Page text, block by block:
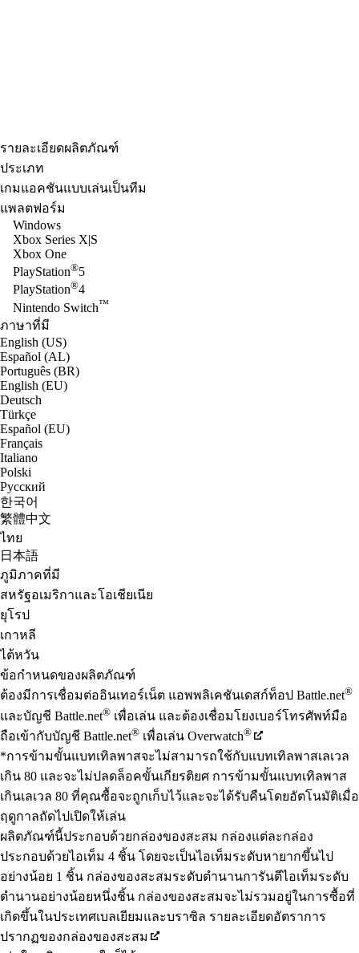
รายละเอียดผลิตภัณฑ์
ประเภท
เกมแอคชันแบบเล่นเป็นทีม
แพลตฟอร์ม
Windows
Xbox Series X|S
Xbox One
PlayStation®5
PlayStation®4
Nintendo Switch™
ภาษาที่มี
English (US)
Español (AL)
Português (BR)
English (EU)
Deutsch
Türkçe
Español (EU)
Français
Italiano
Polski
Русский
한국어
繁體中文
ไทย
日本語
ภูมิภาคที่มี
สหรัฐอเมริกาและโอเชียเนีย
ยุโรป
เกาหลี
ไต้หวัน
ข้อกำหนดของผลิตภัณฑ์
ต้องมีการเชื่อมต่ออินเทอร์เน็ต แอพพลิเคชันเดสก์ท็อป Battle.net®
และบัญชี Battle.net® เพื่อเล่น และต้องเชื่อมโยงเบอร์โทรศัพท์มือ
ถือเข้ากับบัญชี Battle.net® เพื่อเล่น Overwatch®
*การข้ามขั้นแบทเทิลพาสจะไม่สามารถใช้กับแบทเทิลพาสเลเวล
เกิน 80 และจะไม่ปลดล็อคขั้นเกียรติยศ การข้ามขั้นแบทเทิลพาส
เกินเลเวล 80 ที่คุณซื้อจะถูกเก็บไว้และจะได้รับคืนโดยอัตโนมัติเมื่อ
ฤดูกาลถัดไปเปิดให้เล่น
ผลิตภัณฑ์นี้ประกอบด้วยกล่องของสะสม กล่องแต่ละกล่อง
ประกอบด้วยไอเท็ม 4 ชิ้น โดยจะเป็นไอเท็มระดับหายากขึ้นไป
อย่างน้อย 1 ชิ้น กล่องของสะสมระดับตำนานการันตีไอเท็มระดับ
ตำนานอย่างน้อยหนึ่งชิ้น กล่องของสะสมจะไม่รวมอยู่ในการซื้อที่
เกิดขึ้นในประเทศเบลเยียมและบราซิล รายละเอียดอัตราการ
ปรากฏของกล่องของสะสม